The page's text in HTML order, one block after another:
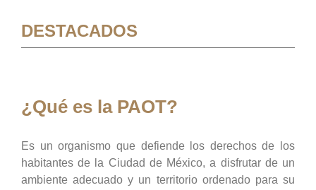
DESTACADOS
¿Qué es la PAOT?
Es un organismo que defiende los derechos de los
habitantes de la Ciudad de México, a disfrutar de un
ambiente adecuado y un territorio ordenado para su